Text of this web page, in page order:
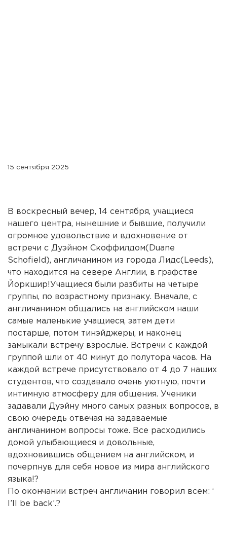
15 сентября 2025
В воскресный вечер, 14 сентября, учащиеся
нашего центра, нынешние и бывшие, получили
огромное удовольствие и вдохновение от
встречи с Дуэйном Скоффилдом(Duane
Schofield), англичанином из города Лидс(Leeds),
что находится на севере Англии, в графстве
Йоркшир!Учащиеся были разбиты на четыре
группы, по возрастному признаку. Вначале, с
англичанином общались на английском наши
самые маленькие учащиеся, затем дети
постарше, потом тинэйджеры, и наконец
замыкали встречу взрослые. Встречи с каждой
группой шли от 40 минут до полутора часов. На
каждой встрече присутствовало от 4 до 7 наших
студентов, что создавало очень уютную, почти
интимную атмосферу для общения. Ученики
задавали Дуэйну много самых разных вопросов, в
свою очередь отвечая на задаваемые
англичанином вопросы тоже. Все расходились
домой улыбающиеся и довольные,
вдохновившись общением на английском, и
почерпнув для себя новое из мира английского
языка!?
По окончании встреч англичанин говорил всем: ‘
I’ll be back’.?